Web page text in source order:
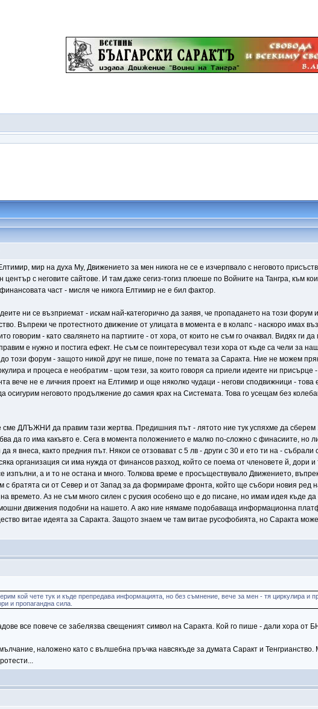
мир на духа Му, Движението за мен никога не се е изчерпвало с неговото
с неговите сайтове. И там даже сегиз-тогиз плюеше по Войните на Тангра, към
част - мисля че никога Елтимир не е бил фактор.
ни се възприемат - искам най-категорично да заявя, че пропадането на този
Въпреки че протестното движение от улицата в момента е в колапс - наскоро имах
говорим - като свалянето на партиите - от хора, от които не съм го очаквал. Видях ги
е нужно и постига ефект. Не съм се поинтересувал тези хора от къде са чели за
този форум - защото никой друг не пише, поне по темата за Саракта. Ние не можем
и процеса е необратим - щом тези, за които говоря са приели идеите ни присърце
вече не е личния проект на Елтимир и още няколко чудаци - негови сподвижници -
осигурим неговото продължение до самия крах на Системата. Това го усещам без
сме ДЛЪЖНИ да правим тази жертва. Предишния път - лятото ние тук успяхме да сберем
да го има какъвто е. Сега в момента положението е малко по-сложно с финасиите, но
я внеса, както предния път. Някои се отзовават с 5 лв - други с 30 и ето ти на -
организация си има нужда от финансов разход, който се поема от членовете й,
изпълни, а и то не остана и много. Толкова време е просъществувало Движението,
с братята си от Север и от Запад за да формираме фронта, който ще събори новия ред
времето. Аз не съм много силен с руския особено що е до писане, но имам идея къде
движения подобни на нашето. А ако ние нямаме подобаваща информационна
витае идеята за Саракта. Защото знаем че там витае русофобията, но Саракта може
кой чете тук и къде препредава информацията, но без съмнение, вече за мен - тя циркулира и
и пропагандна сила.
все повече се забелязва свещеният символ на Саракта. Кой го пише - дали хора
наложено като с вълшебна пръчка навсякъде за думата Саракт и